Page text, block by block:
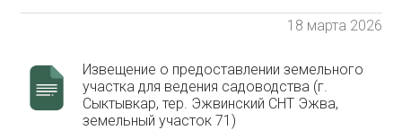
18 марта 2026
Извещение о предоставлении земельного
участка для ведения садоводства (г.
Сыктывкар, тер. Эжвинский СНТ Эжва,
земельный участок 71)